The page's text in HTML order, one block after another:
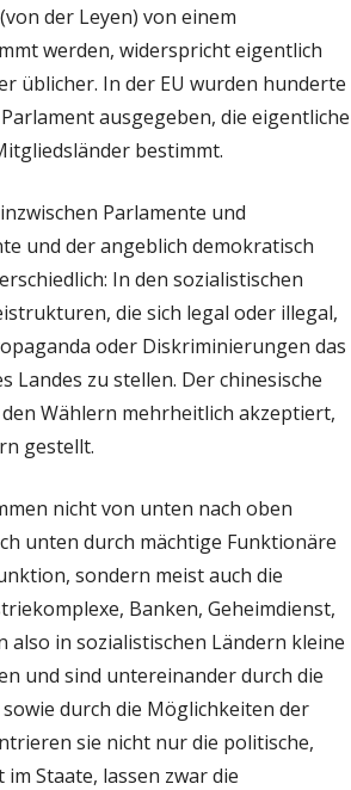
der Leyen) von einem
werden, widerspricht eigentlich
üblicher. In der EU wurden hunderte
ausgegeben, die eigentliche
bestimmt.
Parlamente und
und der angeblich demokratisch
In den sozialistischen
die sich legal oder illegal,
oder Diskriminierungen das
Landes zu stellen. Der chinesische
Wählern mehrheitlich akzeptiert,
gestellt.
nicht von unten nach oben
unten durch mächtige Funktionäre
sondern meist auch die
Banken, Geheimdienst,
in sozialistischen Ländern kleine
und sind untereinander durch die
durch die Möglichkeiten der
sie nicht nur die politische,
Staate, lassen zwar die